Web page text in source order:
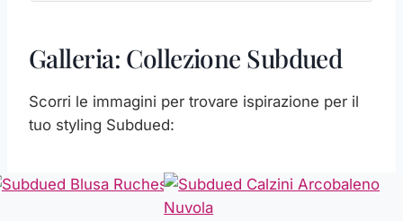
Galleria: Collezione Subdued
Scorri le immagini per trovare ispirazione per il
tuo styling Subdued: